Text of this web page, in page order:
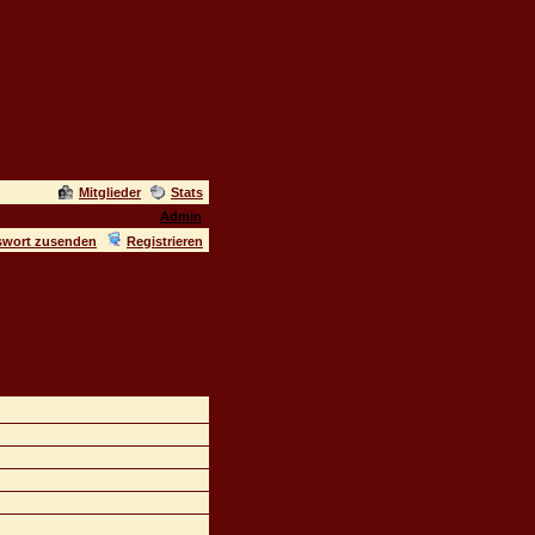
Mitglieder
Stats
Admin
zusenden Registrieren